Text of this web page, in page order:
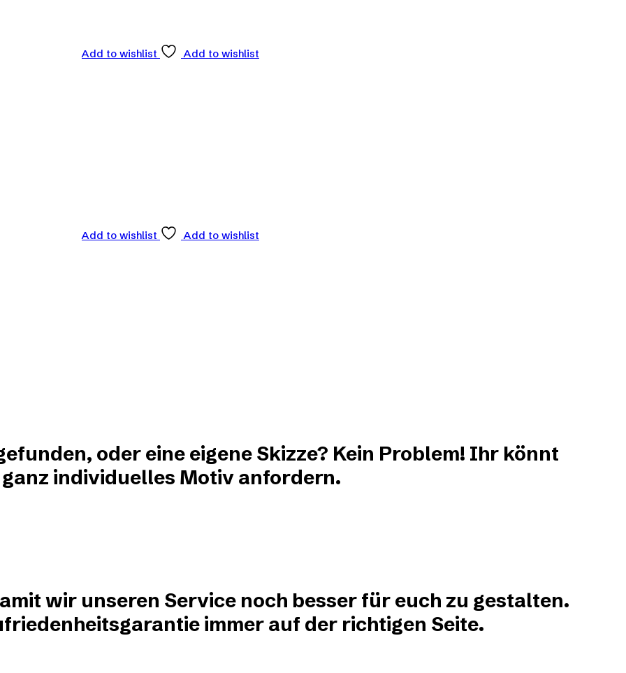
Add to wishlist
Add to wishlist
Add to wishlist
Add to wishlist
oder eine eigene Skizze? Kein Problem! Ihr könnt
individuelles Motiv anfordern.
wir unseren Service noch besser für euch zu gestalten.
immer auf der richtigen Seite.